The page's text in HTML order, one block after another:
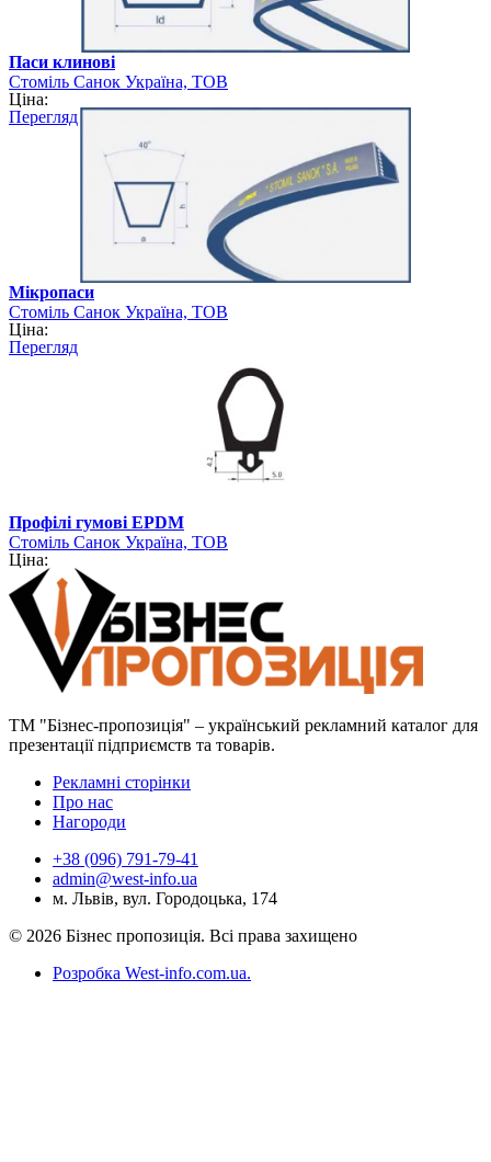
Паси клинові
Стоміль Санок Україна, ТОВ
Ціна:
Перегляд
Мікропаси
Стоміль Санок Україна, ТОВ
Ціна:
Перегляд
Профілі гумові EPDM
Стоміль Санок Україна, ТОВ
Ціна:
ТМ "Бізнес-пропозиція" – український рекламний каталог для
презентації підприємств та товарів.
Рекламні сторінки
Про нас
Нагороди
+38 (096) 791-79-41
admin@west-info.ua
м. Львів, вул. Городоцька, 174
© 2026 Бізнес пропозиція. Всі права захищено
Розробка West-info.com.ua.